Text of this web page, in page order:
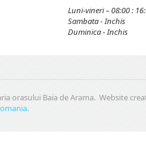
Luni-vineri – 08:00 :
Sambata - Inchis
Duminica - Inchis
orasului Baia de Arama. Website
.